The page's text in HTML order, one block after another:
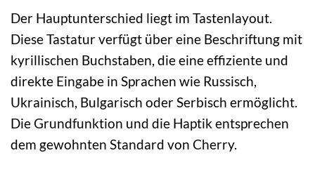
Der Hauptunterschied liegt im Tastenlayout.
Diese Tastatur verfügt über eine Beschriftung mit
kyrillischen Buchstaben, die eine effiziente und
direkte Eingabe in Sprachen wie Russisch,
Ukrainisch, Bulgarisch oder Serbisch ermöglicht.
Die Grundfunktion und die Haptik entsprechen
dem gewohnten Standard von Cherry.